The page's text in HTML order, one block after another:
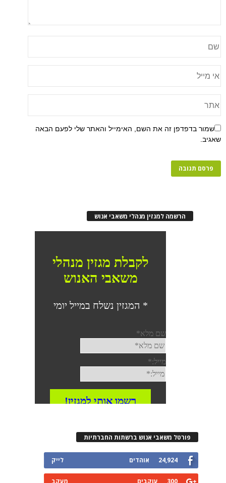
שמור בדפדפן זה את השם, האימייל והאתר שלי לפעם הבאה
שאגיב.
הרשמה למגזין מנהלי משאבי אנוש
פורטל משאבי אנוש ברשתות החברתיות
24,924 אוהדים לייק
300 עוקבים מעקב